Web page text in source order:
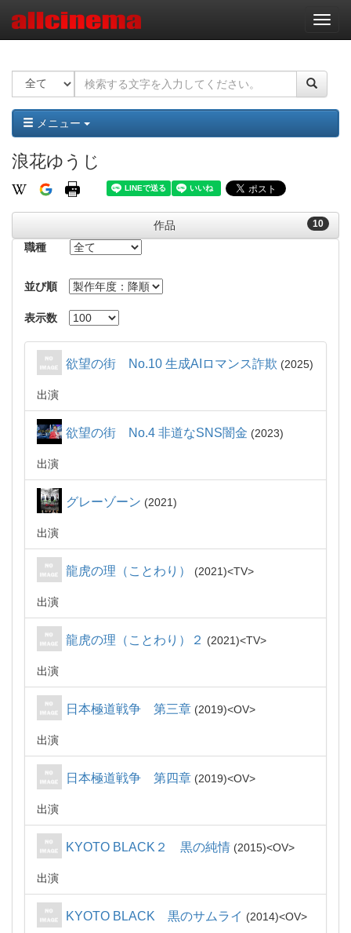
ナ
ビ
ー
ョ
ン
メニュー
浪花ゆうじ
10
作品
職種
並び順
表示数
欲望の街 No.10 生成AIロマンス詐欺 2025
出演
欲望の街 No.4 非道なSNS闇金 2023
出演
グレーゾーン 2021
出演
龍虎の理（ことわり） 2021 TV
出演
龍虎の理（ことわり）２ 2021 TV
出演
日本極道戦争 第三章 2019 OV
出演
日本極道戦争 第四章 2019 OV
出演
KYOTO BLACK２ 黒の純情 2015 OV
出演
KYOTO BLACK 黒のサムライ 2014 OV